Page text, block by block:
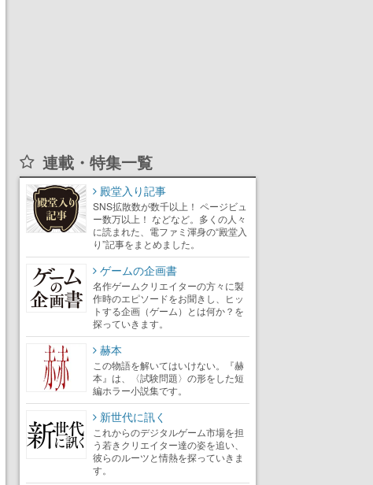
連載・特集一覧
殿堂入り記事
SNS拡散数が数千以上！ ページビュ
ー数万以上！ などなど。多くの人々
に読まれた、電ファミ渾身の“殿堂入
り”記事をまとめました。
ゲームの企画書
名作ゲームクリエイターの方々に製
作時のエピソードをお聞きし、ヒッ
トする企画（ゲーム）とは何か？を
探っていきます。
赫本
この物語を解いてはいけない。『赫
本』は、〈試験問題〉の形をした短
編ホラー小説集です。
新世代に訊く
これからのデジタルゲーム市場を担
う若きクリエイター達の姿を追い、
彼らのルーツと情熱を探っていきま
す。